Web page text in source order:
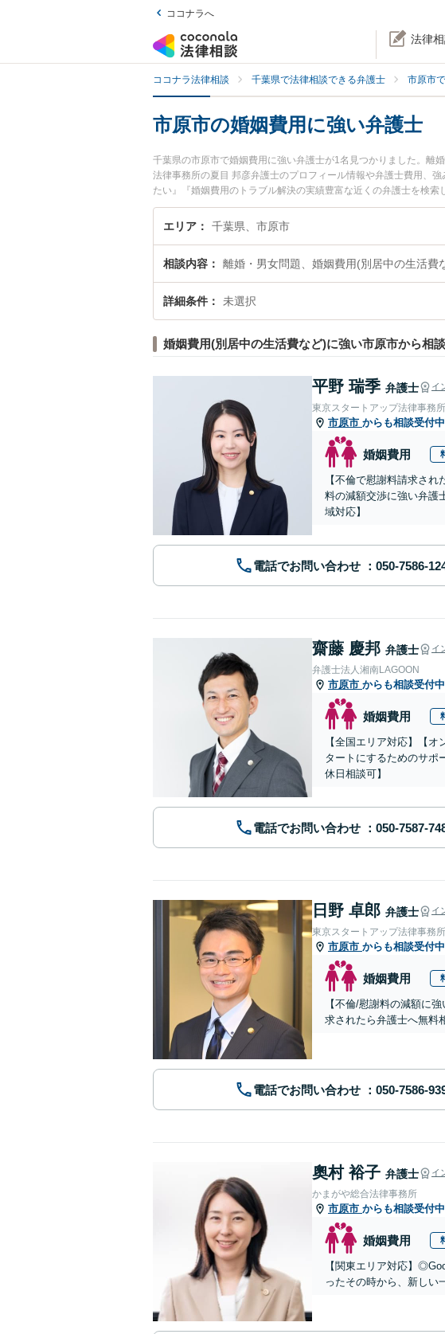
ココナラへ
法律
ココナラ法律相談 千葉県で法律相談できる弁護士 市原市
市原市の婚姻費用に強い弁護士
千葉県の市原市で婚姻費用に強い弁護士が1名見つかりました。離
法律事務所の夏目 邦彦弁護士のプロフィール情報や弁護士費用、
たい』『婚姻費用のトラブル解決の実績豊富な近くの弁護士を検
者さんにおすすめです。
エリア 千葉県、市原市
相談内容 離婚・男女問題、婚姻費用(別居中の生活費
詳細条件 未選択
婚姻費用(別居中の生活費など)に強い市原市から相
平野 瑞季 弁護士 イ
東京スタートアップ法律事務
市原市 からも相談受付中
婚姻費用
【不倫で慰謝料請求さ
料の減額交渉に強い弁護
域対応】
電話でお問い合わせ
齋藤 慶邦 弁護士 イ
弁護士法人湘南LAGOON
市原市 からも相談受付中
婚姻費用
【全国エリア対応】【
タートにするためのサポ
休日相談可】
電話でお問い合わせ
日野 卓郎 弁護士 イ
東京スタートアップ法律事務
市原市 からも相談受付中
婚姻費用
【不倫/慰謝料の減額に
求されたら弁護士へ無料
電話でお問い合わせ
奧村 裕子 弁護士 イ
かまがや総合法律事務所
市原市 からも相談受付中
婚姻費用
【関東エリア対応】
ったその時から、新しい